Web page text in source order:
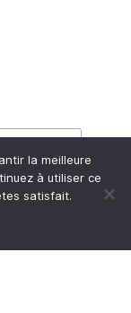
la meilleure
à utiliser ce
satisfait.